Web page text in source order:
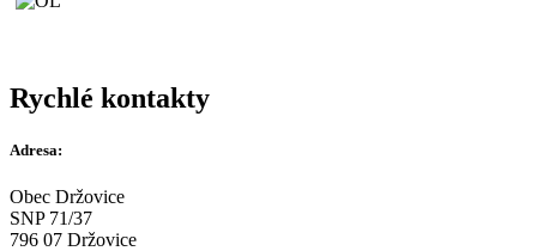
Rychlé kontakty
Adresa:
Obec Držovice
SNP 71/37
796 07 Držovice